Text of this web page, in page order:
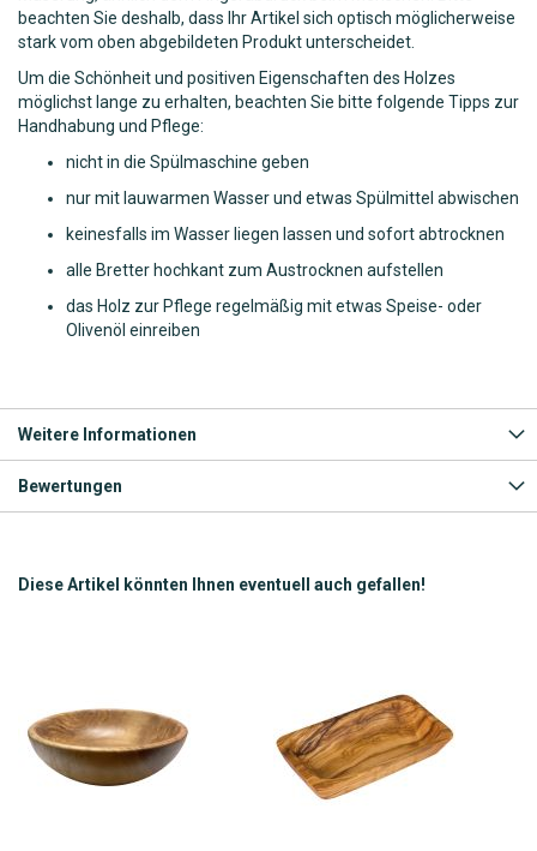
beachten Sie deshalb, dass Ihr Artikel sich optisch möglicherweise
stark vom oben abgebildeten Produkt unterscheidet.
Um die Schönheit und positiven Eigenschaften des Holzes
möglichst lange zu erhalten, beachten Sie bitte folgende Tipps zur
Handhabung und Pflege:
nicht in die Spülmaschine geben
nur mit lauwarmen Wasser und etwas Spülmittel abwischen
keinesfalls im Wasser liegen lassen und sofort abtrocknen
alle Bretter hochkant zum Austrocknen aufstellen
das Holz zur Pflege regelmäßig mit etwas Speise- oder
Olivenöl einreiben
Weitere Informationen
Bewertungen
Diese Artikel könnten Ihnen eventuell auch gefallen!